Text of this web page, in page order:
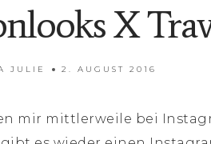
X
JULIE 2. AUGUST 2016
mir mittlerweile bei